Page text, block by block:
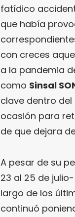
fatídico
que había
con creces
a la pandemia
como Sinsal
clave dentro
ocasión para
de que dejara
A pesar de su
23 al 25 de
largo de los
continuó